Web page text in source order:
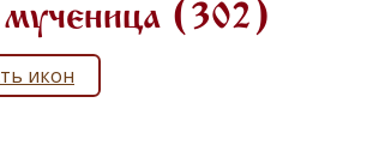
(302)
икон